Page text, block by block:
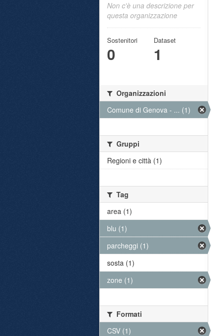
Non c'è una descrizione per
questa organizzazione
Sostenitori
0
Dataset
1
Organizzazioni
Comune di Genova - ... (1)
Gruppi
Regioni e città (1)
Tag
area (1)
blu (1)
parcheggi (1)
sosta (1)
zone (1)
Formati
CSV (1)